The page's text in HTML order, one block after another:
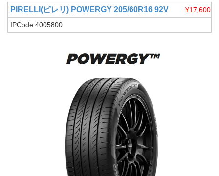
PIRELLI(ピレリ) POWERGY 205/60R16 92V
¥17,600
IPCode:4005800